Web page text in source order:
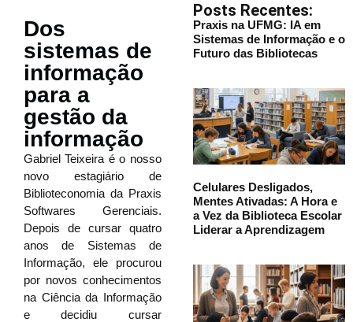
Dos
sistemas de
informação
para a
gestão da
informação
Gabriel Teixeira é o nosso
novo estagiário de
Biblioteconomia da Praxis
Softwares Gerenciais.
Depois de cursar quatro
anos de Sistemas de
Informação, ele procurou
por novos conhecimentos
na Ciência da Informação
e decidiu cursar
Posts Recentes:
Praxis na UFMG: IA em
Sistemas de Informação e o
Futuro das Bibliotecas
Celulares Desligados,
Mentes Ativadas: A Hora e
a Vez da Biblioteca Escolar
Liderar a Aprendizagem